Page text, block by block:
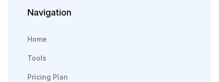
Navigation
Home
Tools
Pricing Plan